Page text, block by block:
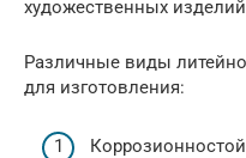
художественных
Различные виды
для изготовления: